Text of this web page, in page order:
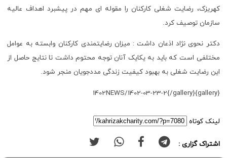
کهریزک، رضایت شغلی کارکنان را مقوله ای مهم در پیشبرد اهداف عالیه
سازمان توصیف کرد.
دکتر نحوی نژاد اذعان داشت : میزان رضایتمندی کارکنان وابسته به عوامل
مختلفی است که باید به یکایک آنان توجه محتوم داشت تا نتایج حاصل از
این رضایت شغلی به بهبود کیفیت زندگی مددجویان منجر شود.
{gallery}1402NEWS/1402-03-23-2{/gallery}
لینک کوتاه
اشتراک گزاری :